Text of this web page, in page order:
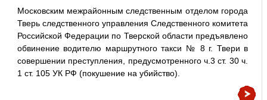
Московским межрайонным следственным отделом города
Тверь следственного управления Следственного комитета
Российской Федерации по Тверской области предъявлено
обвинение водителю маршрутного такси № 8 г. Твери в
совершении преступления, предусмотренного ч.3 ст. 30 ч.
1 ст. 105 УК РФ (покушение на убийство).